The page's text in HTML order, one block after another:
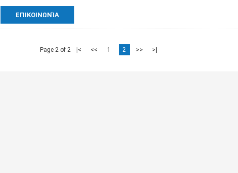
ΕΠΙΚΟΙΝΩΝΊΑ
Page 2 of 2 |< << 1 2 >> >|